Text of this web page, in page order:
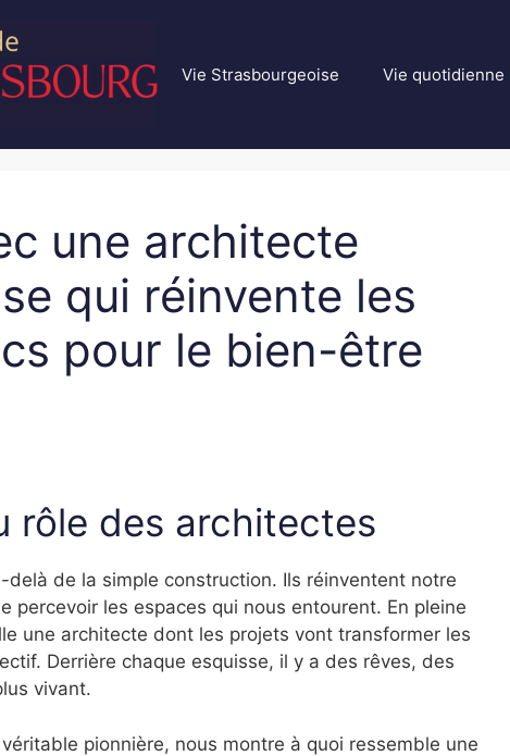
Vie Strasbourgeoise Vie quotidienne
une architecte
qui réinvente les
pour le bien-être
rôle des architectes
de la simple construction. Ils réinventent notre
percevoir les espaces qui nous entourent. En pleine
une architecte dont les projets vont transformer les
Derrière chaque esquisse, il y a des rêves, des
vivant.
pionnière, nous montre à quoi ressemble une